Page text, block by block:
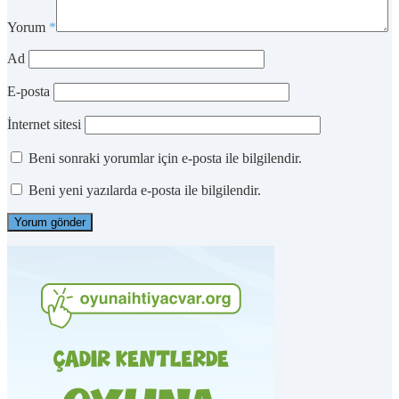
Yorum *
Ad
E-posta
İnternet sitesi
Beni sonraki yorumlar için e-posta ile bilgilendir.
Beni yeni yazılarda e-posta ile bilgilendir.